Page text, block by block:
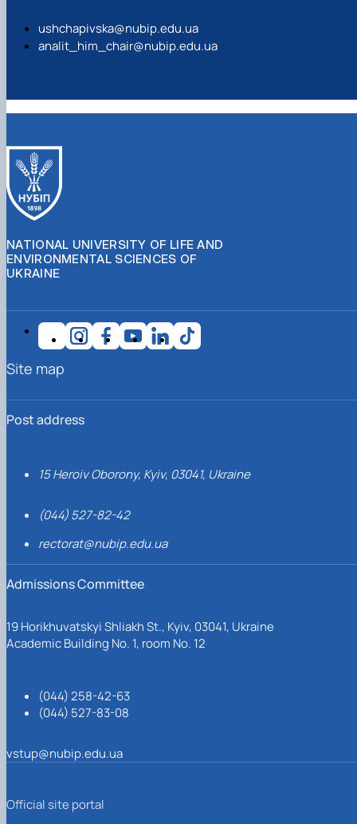
ushchapivska@nubip.edu.ua
analit_him_chair@nubip.edu.ua
NATIONAL UNIVERSITY OF LIFE AND
ENVIRONMENTAL SCIENCES OF
UKRAINE
Post address
15 Heroiv Oborony, Kyiv, 03041, Ukraine
(044) 527-82-42
rectorat@nubip.edu.ua
Admissions Committee
19 Horikhuvatskyi Shliakh St., Kyiv, 03041, Ukraine
Academic Building No. 1, room No. 12
(044) 258-42-63
(044) 527-83-08
vstup@nubip.edu.ua
Site map
Official site portal